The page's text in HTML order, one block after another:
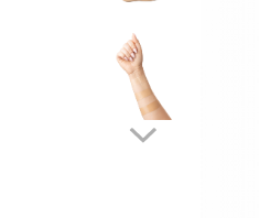
Pigmenti minerali